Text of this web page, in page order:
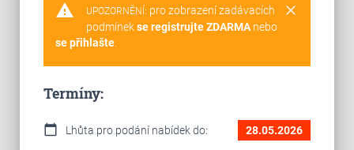
warning clear
UPOZORNĚNÍ: pro zobrazení zadávacích
podmínekse registrujte ZDARMAnebo
se přihlašte.
Termíny:
calendar_today Lhůta pro podání nabídek do: 28.05.2026